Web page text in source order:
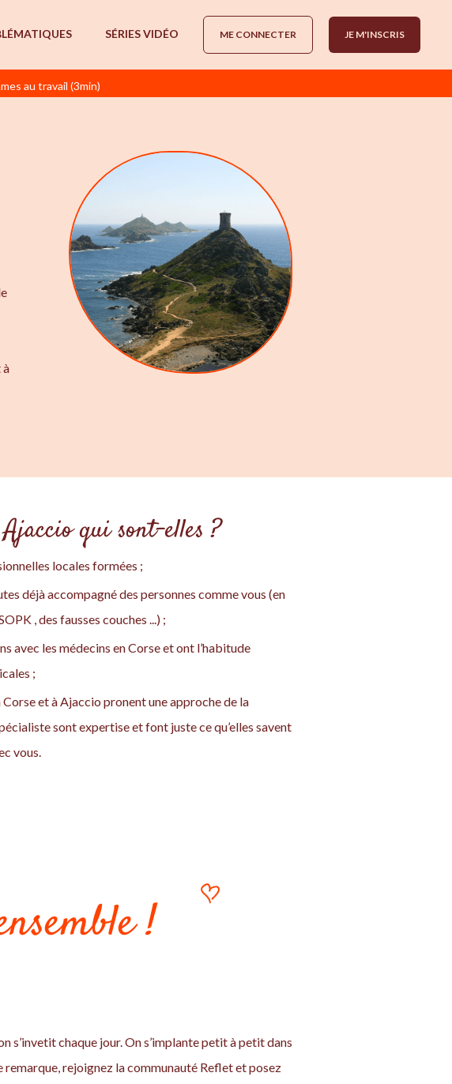
SÉRIES VIDÉO ME CONNECTER JE M'INSCRIS
au travail (3min)
à
qui sont-elles ?
locales formées ;
déjà accompagné des personnes comme vous (en
, des fausses couches ...) ;
avec les médecins en Corse et ont l’habitude
;
et à Ajaccio pronent une approche de la
sont expertise et font juste ce qu’elles savent
vous.
!
s’invetit chaque jour. On s’implante petit à petit dans
rejoignez la communauté Reflet et posez